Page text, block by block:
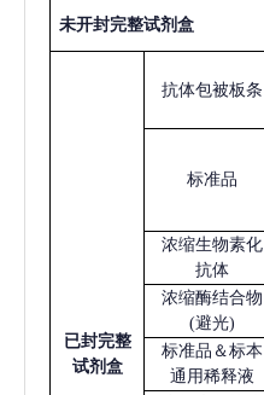
未开封完整试剂盒
已封完整
试剂盒
抗体包被板条
标准品
浓缩生物素化
抗体
浓缩酶结合物
(避光)
标准品＆标本
通用稀释液